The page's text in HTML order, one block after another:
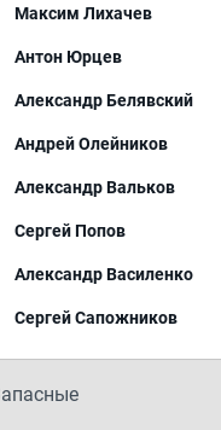
Максим Лихачев
Антон Юрцев
Александр Белявский
Андрей Олейников
Александр Вальков
Сергей Попов
Александр Василенко
Сергей Сапожников